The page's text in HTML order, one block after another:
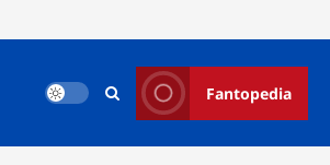
Fantopedia